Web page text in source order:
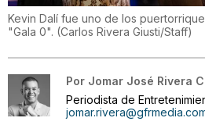
Kevin Dalí fue uno de los
"Gala 0". (Carlos Rivera Giusti/Staff)
Por Jomar José Rivera
Periodista de